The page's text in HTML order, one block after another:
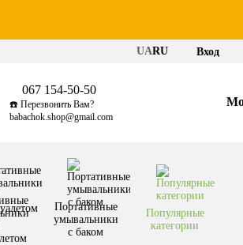
UARU Вход
067 154-50-50
☎️ Перезвонить Вам?
babachok.shop@gmail.com
Портативные
умывальники
с баком
Популярные
категории